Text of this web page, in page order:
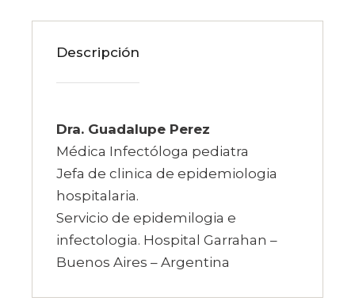
Descripción
Dra. Guadalupe Perez
Médica Infectóloga pediatra
Jefa de clinica de epidemiologia
hospitalaria.
Servicio de epidemilogia e
infectologia. Hospital Garrahan –
Buenos Aires – Argentina